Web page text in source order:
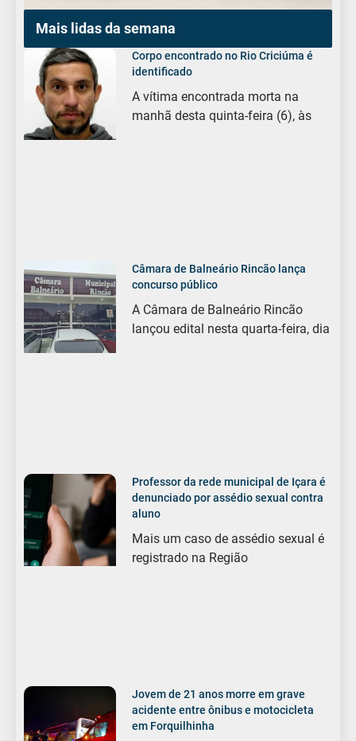
Mais lidas da semana
Corpo encontrado no Rio Criciúma é
identificado
A vítima encontrada morta na
manhã desta quinta-feira (6), às
Câmara de Balneário Rincão lança
concurso público
A Câmara de Balneário Rincão
lançou edital nesta quarta-feira, dia
Professor da rede municipal de Içara é
denunciado por assédio sexual contra
aluno
Mais um caso de assédio sexual é
registrado na Região
Jovem de 21 anos morre em grave
acidente entre ônibus e motocicleta
em Forquilhinha